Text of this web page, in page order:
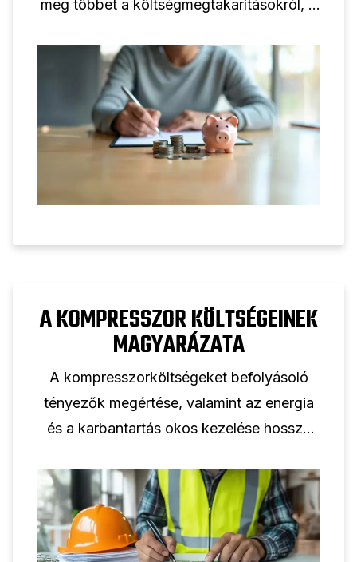
meg többet a költségmegtakarításokról, a
tájékozott döntéshozatalhoz.
A KOMPRESSZOR KÖLTSÉGEINEK
MAGYARÁZATA
A kompresszorköltségeket befolyásoló
tényezők megértése, valamint az energia
és a karbantartás okos kezelése hosszú
megtakarítani.